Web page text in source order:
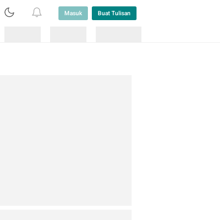
Masuk Buat Tulisan